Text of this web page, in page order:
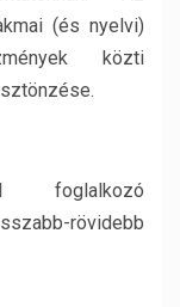
(és nyelvi)
közti
foglalkozó
rövidebb